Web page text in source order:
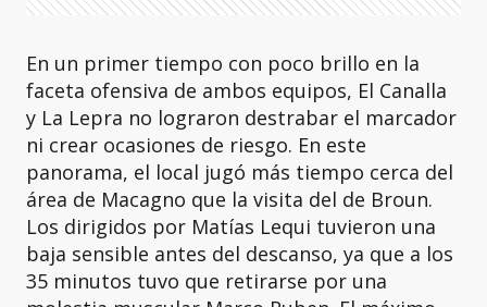
En un primer tiempo con poco brillo en la
faceta ofensiva de ambos equipos, El Canalla
y La Lepra no lograron destrabar el marcador
ni crear ocasiones de riesgo. En este
panorama, el local jugó más tiempo cerca del
área de Macagno que la visita del de Broun.
Los dirigidos por Matías Lequi tuvieron una
baja sensible antes del descanso, ya que a los
35 minutos tuvo que retirarse por una